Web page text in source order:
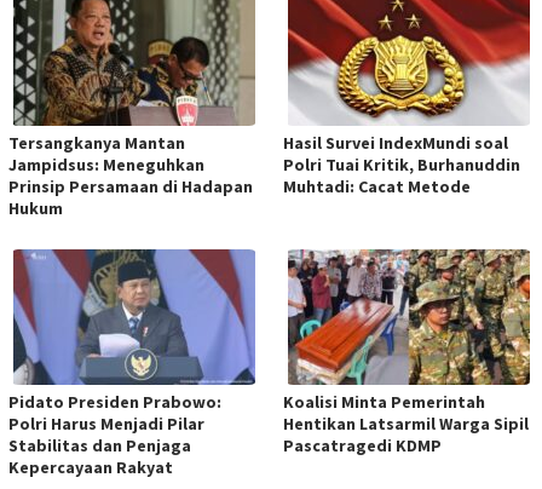
Tersangkanya Mantan
Jampidsus: Meneguhkan
Prinsip Persamaan di Hadapan
Hukum
Hasil Survei IndexMundi soal
Polri Tuai Kritik, Burhanuddin
Muhtadi: Cacat Metode
Pidato Presiden Prabowo:
Polri Harus Menjadi Pilar
Stabilitas dan Penjaga
Kepercayaan Rakyat
Koalisi Minta Pemerintah
Hentikan Latsarmil Warga Sipil
Pascatragedi KDMP